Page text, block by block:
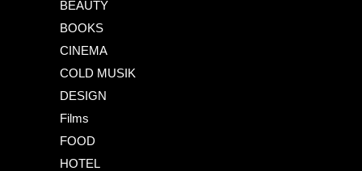
BEAUTY
BOOKS
CINEMA
COLD MUSIK
DESIGN
Films
FOOD
HOTEL